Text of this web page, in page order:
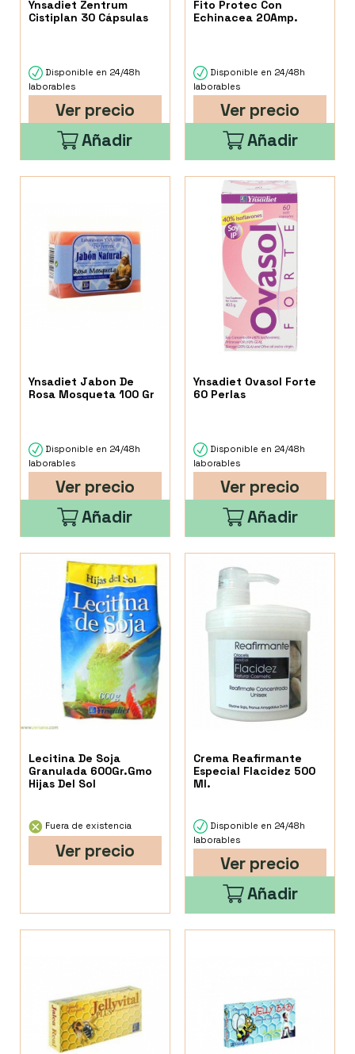
Ynsadiet Zentrum
Cistiplan 30 Cápsulas
Disponible en 24/48h
laborables
Ver precio
Añadir
Fito Protec Con
Echinacea 20Amp.
Disponible en 24/48h
laborables
Ver precio
Añadir
Ynsadiet Jabon De
Rosa Mosqueta 100 Gr
Disponible en 24/48h
laborables
Ver precio
Añadir
Ynsadiet Ovasol Forte
60 Perlas
Disponible en 24/48h
laborables
Ver precio
Añadir
Lecitina De Soja
Granulada 600Gr.Gmo
Hijas Del Sol
Fuera de existencia
Ver precio
Crema Reafirmante
Especial Flacidez 500
Ml.
Disponible en 24/48h
laborables
Ver precio
Añadir